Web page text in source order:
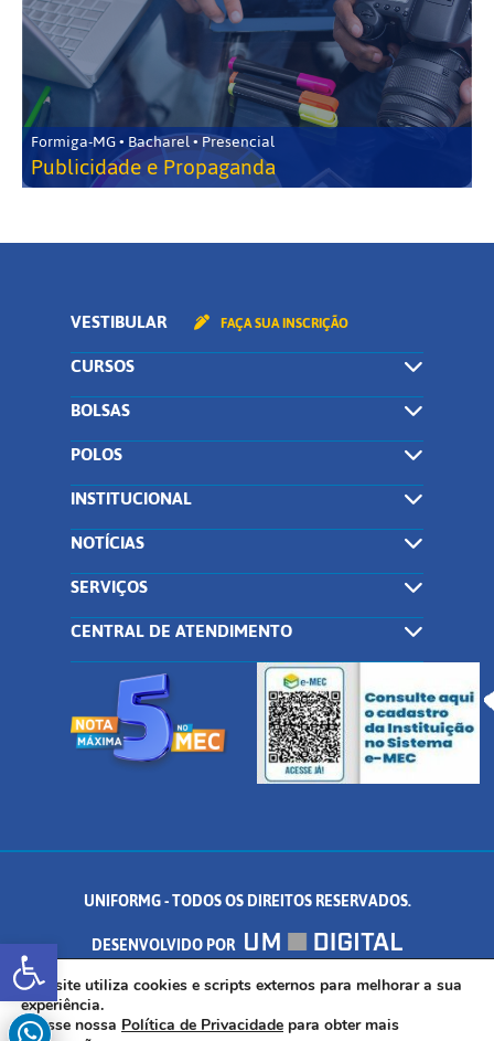
Abrir a barra de ferramentas
Formiga-MG • Bacharel • Presencial
Publicidade e Propaganda
VESTIBULAR FAÇA SUA INSCRIÇÃO
CURSOS
BOLSAS
POLOS
INSTITUCIONAL
NOTÍCIAS
SERVIÇOS
CENTRAL DE ATENDIMENTO
UNIFORMG - TODOS OS DIREITOS RESERVADOS.
DESENVOLVIDO POR
AV. DR. ARNALDO DE SENNA, 328 - PALMEIRAS, FORMIGA/MG - CEP:
35.574.530
Este site utiliza cookies e scripts externos para melhorar a sua
experiência.
Acesse nossa Política de Privacidade para obter mais